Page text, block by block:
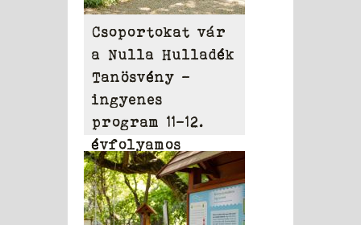
Csoportokat vár
a Nulla Hulladék
Tanösvény –
ingyenes
program 11-12.
évfolyamos
diákoknak